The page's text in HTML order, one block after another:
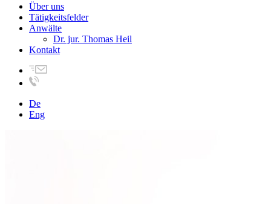
Über uns
Tätigkeitsfelder
Anwälte
Dr. jur. Thomas Heil
Kontakt
De
Eng